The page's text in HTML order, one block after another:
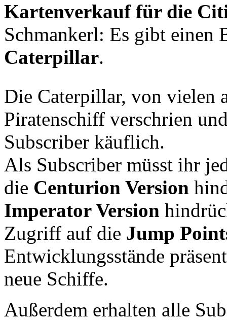
Kartenverkauf für die
Schmankerl: Es gibt
Caterpillar.
Die Caterpillar, von vielen
Piratenschiff verschrien
Subscriber käuflich.
Als Subscriber müsst ihr
die Centurion Version
Imperator Version
Zugriff auf die Jump
Entwicklungsstände
neue Schiffe.
Außerdem erhalten alle